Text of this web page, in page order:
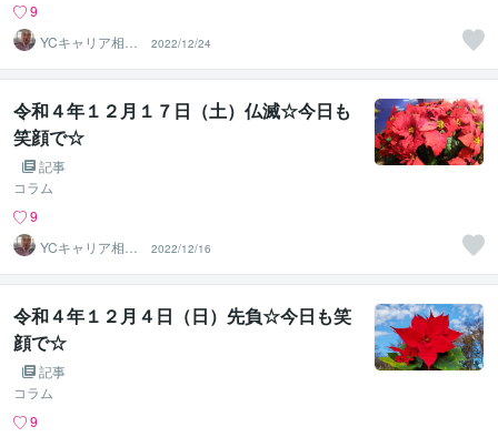
9
YCキャリア相談
2022/12/24
令和４年１２月１７日（土）仏滅☆今日も
笑顔で☆
記事
コラム
9
YCキャリア相談
2022/12/16
令和４年１２月４日（日）先負☆今日も笑
顔で☆
記事
コラム
9